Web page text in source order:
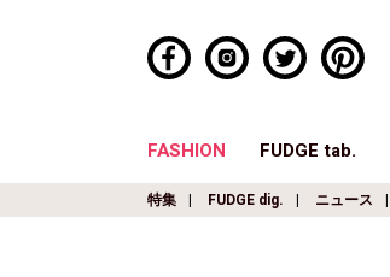
FASHION FUDGE tab.
特集 FUDGE dig. ニュース